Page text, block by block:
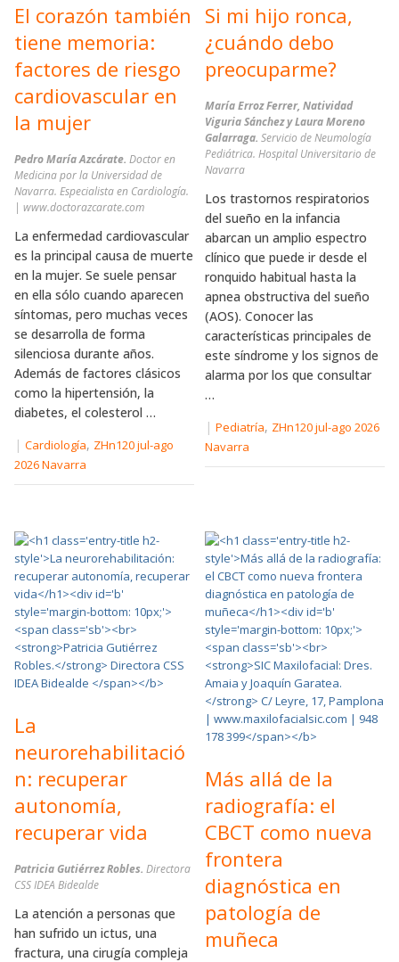
El corazón también
tiene memoria:
factores de riesgo
cardiovascular en
la mujer
Pedro María Azcárate. Doctor en
Medicina por la Universidad de
Navarra. Especialista en Cardiología.
| www.doctorazcarate.com
La enfermedad cardiovascular
es la principal causa de muerte
en la mujer. Se suele pensar
en ella sólo cuando aparecen
síntomas, pero muchas veces
se desarrolla de forma
silenciosa durante años.
Además de factores clásicos
como la hipertensión, la
diabetes, el colesterol …
| Cardiología, ZHn120 jul-ago
2026 Navarra
Si mi hijo ronca,
¿cuándo debo
preocuparme?
María Erroz Ferrer, Natividad
Viguria Sánchez y Laura Moreno
Galarraga. Servicio de Neumología
Pediátrica. Hospital Universitario de
Navarra
Los trastornos respiratorios
del sueño en la infancia
abarcan un amplio espectro
clínico que puede ir desde el
ronquido habitual hasta la
apnea obstructiva del sueño
(AOS). Conocer las
características principales de
este síndrome y los signos de
alarma por los que consultar
…
|Pediatría, ZHn120 jul-ago 2026
Navarra
La
neurorehabilitació
n: recuperar
autonomía,
recuperar vida
Patricia Gutiérrez Robles. Directora
CSS IDEA Bidealde
La atención a personas que
han sufrido un ictus, una
fractura, una cirugía compleja
Más allá de la
radiografía: el
CBCT como nueva
frontera
diagnóstica en
patología de
muñeca